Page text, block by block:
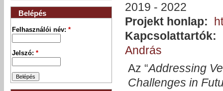
2019
2022
Projekt honlap:
Kapcsolattartók:
András
Az “Addressing
Challenges in
Belépés
Felhasználói név:*
Jelszó:*